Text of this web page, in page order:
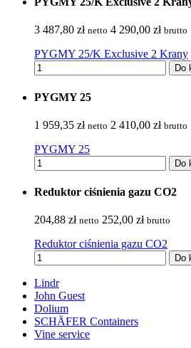
3 487,80 zł netto 4 290,00 zł brutto
PYGMY 25/K Exclusive 2 Krany
Do
PYGMY 25
1 959,35 zł netto 2 410,00 zł brutto
PYGMY 25
Do
Reduktor ciśnienia gazu CO2
204,88 zł netto 252,00 zł brutto
Reduktor ciśnienia gazu CO2
Do
Lindr
John Guest
Dolium
SCHÄFER Containers
Vine service